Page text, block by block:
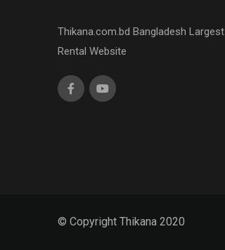
Thikana.com.bd Bangladesh Largest
Rental Website
© Copyright Thikana 2020